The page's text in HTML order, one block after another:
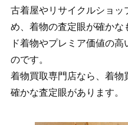
古着屋やリサイクルショッ
め、着物の査定眼が確かな
ド着物やプレミア価値の
のです。
着物買取専門店なら、着
確かな査定眼があります。